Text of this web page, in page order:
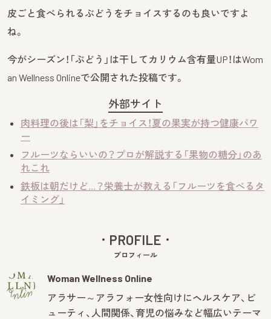
皮ごと食べられるぶどうをチョイスするのも良いですよ
ね。
今がシーズン！「ぶどう」は干してカリウム含有量UP！はWom
an Wellness Onlineで公開された投稿です。
外部サイト
肉料理の後は「梨」をチョイス！夏の果実が持つ健康パワ
ー
フルーツならいいの？プロが解説する「果物の糖分」のあ
れこれ
鉄板は朝だけど…？栄養士が教える「フルーツを食べるタ
イミング」
PROFILE
プロフィール
Woman Wellness Online
アラサー～アラフォー女性向けにヘルスケア、ビ
ューティ、人間関係、育児の悩みなど幅広いテーマ